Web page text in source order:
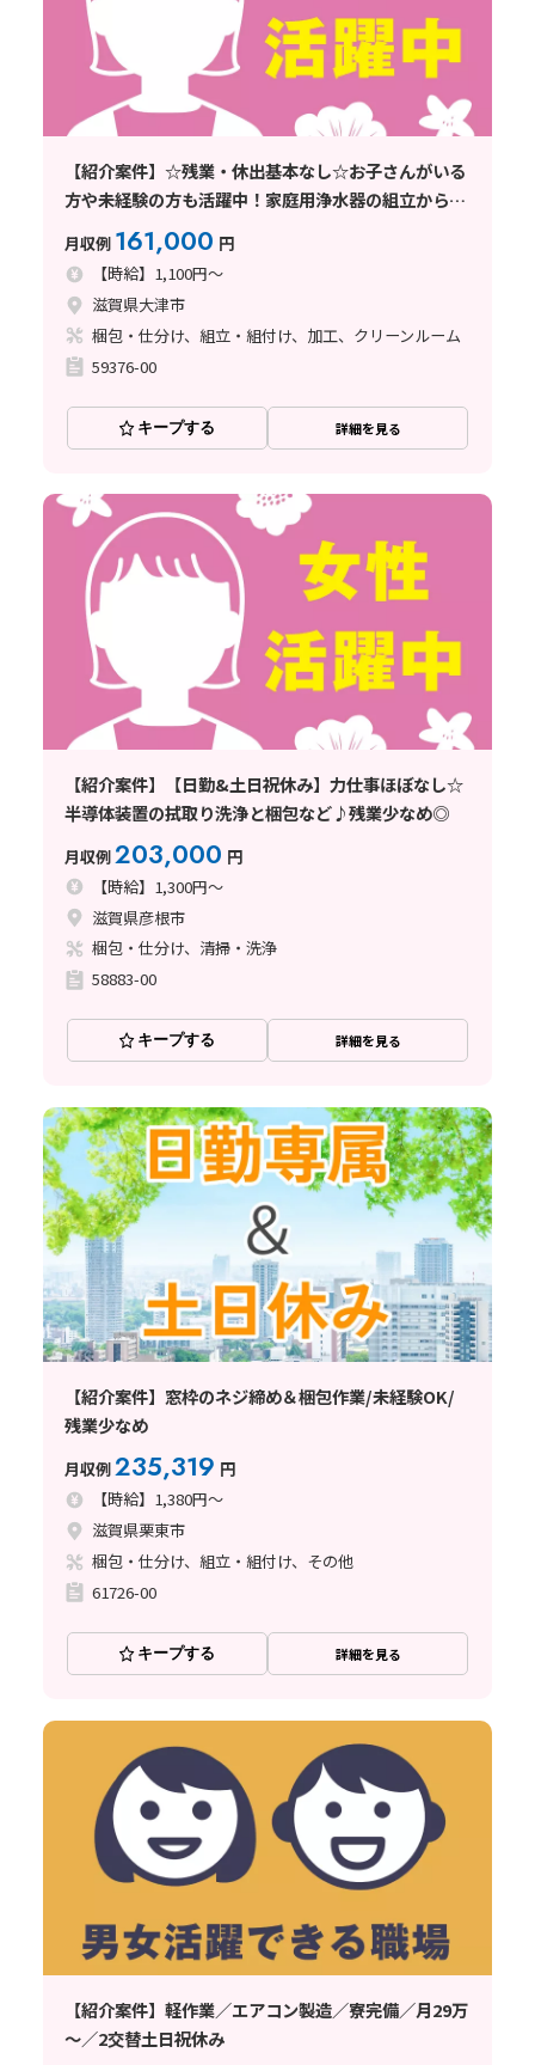
【紹介案件】☆残業・休出基本なし☆お子さんがいる
方や未経験の方も活躍中！家庭用浄水器の組立から完
成品の梱包！もくもく×繰り返し♪
月収例 161,000 円
【時給】1,100円～
滋賀県大津市
梱包・仕分け、組立・組付け、加工、クリーンルーム
59376-00
キープする 詳細を見る
【紹介案件】【日勤&土日祝休み】力仕事ほぼなし☆
半導体装置の拭取り洗浄と梱包など♪残業少なめ◎
月収例203,000 円
【時給】1,300円～
滋賀県彦根市
梱包・仕分け、清掃・洗浄
58883-00
キープする 詳細を見る
【紹介案件】窓枠のネジ締め＆梱包作業/未経験OK/
残業少なめ
月収例235,319 円
【時給】1,380円～
滋賀県栗東市
梱包・仕分け、組立・組付け、その他
61726-00
キープする 詳細を見る
【紹介案件】軽作業／エアコン製造／寮完備／月29万
～／2交替土日祝休み